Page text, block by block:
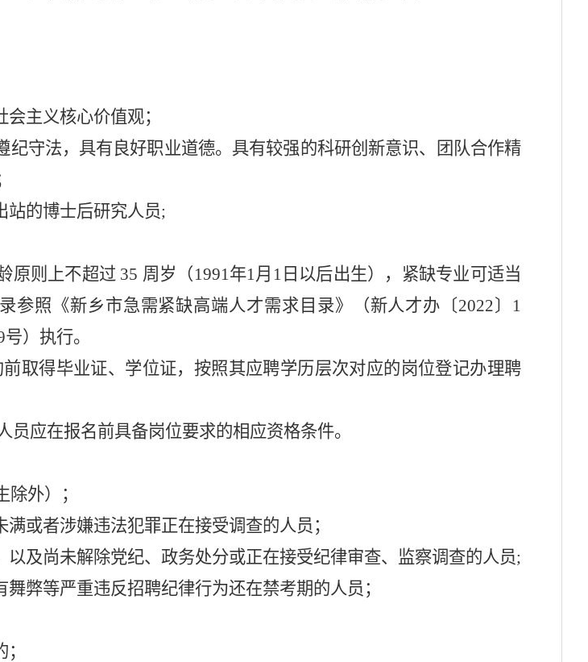
会主义核心价值观；
守法，具有良好职业道德。具有较强的科研创新意识、团队合作精
站的博士后研究人员;
原则上不超过 35 周岁（ 1991年1月1日以后出生），紧缺专业可适当
参照《新乡市急需紧缺高端人才需求目录》
（新人才办 〔2022〕 1
号）执行。
取得毕业证、学位证，按照其应聘学历层次对应的岗位登记办理聘
应在报名前具备岗位要求的相应资格条件。
除外）
；
满或者涉嫌违法犯罪正在接受调查的人员；
及尚未解除党纪、政务处分或正在接受纪律审查、监察调查的人员;
弊等严重违反招聘纪律行为还在禁考期的人员；